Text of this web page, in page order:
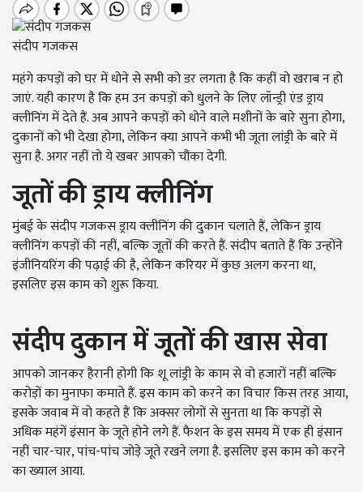
संदीप गजकस
महंगे कपड़ों को घर में धोने से सभी को डर लगता है कि कहीं वो खराब न हो
जाएं. यही कारण है कि हम उन कपड़ों को धुलने के लिए लॉन्ड्री एंड ड्राय
क्लीनिंग में देते हैं. अब आपने कपड़ों को धोने वाले मशीनों के बारे सुना होगा,
दुकानों को भी देखा होगा, लेकिन क्या आपने कभी भी जूता लांड्री के बारे में
सुना है. अगर नहीं तो ये खबर आपको चौंका देगी.
जूतों की ड्राय क्लीनिंग
मुंबई के संदीप गजकस ड्राय क्लीनिंग की दुकान चलाते हैं, लेकिन ड्राय
क्लीनिंग कपड़ों की नहीं, बल्कि जूतों की करते हैं. संदीप बताते हैं कि उन्होंने
इंजीनियरिंग की पढ़ाई की है, लेकिन करियर में कुछ अलग करना था,
इसलिए इस काम को शुरू किया.
संदीप दुकान में जूतों की खास सेवा
आपको जानकर हैरानी होगी कि शू लांड्री के काम से वो हजारों नहीं बल्कि
करोड़ों का मुनाफा कमाते हैं. इस काम को करने का विचार किस तरह आया,
इसके जवाब में वो कहते हैं कि अक्सर लोगों से सुनता था कि कपड़ों से
अधिक महंगें इंसान के जूते होने लगे हैं. फैशन के इस समय में एक ही इंसान
नहीं चार-चार, पांच-पांच जोड़े जूते रखने लगा है. इसलिए इस काम को करने
का ख्याल आया.